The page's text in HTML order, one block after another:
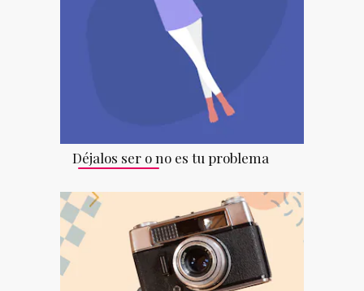
Déjalos ser o no es tu problema